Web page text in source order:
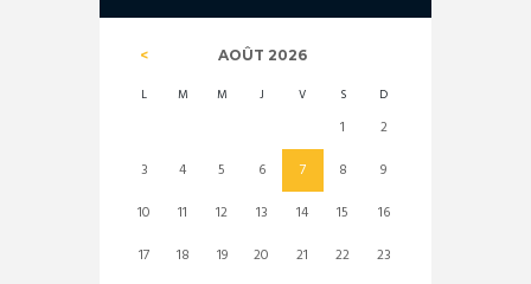
AOÛT 2026
L M M J V S D
1
2
3
4 5 6 7 8
9
10
11 12 13 14 15
16
17
18 19 20 21 22
23